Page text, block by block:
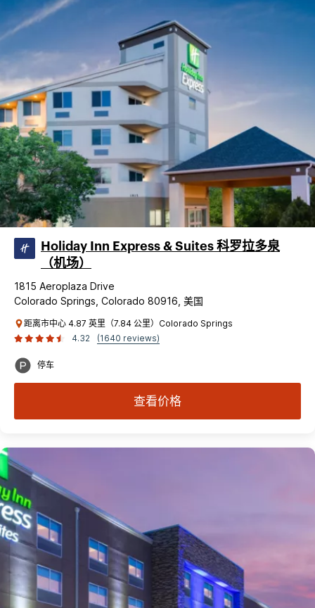
Holiday Inn Express & Suites 科罗拉多泉
（机场）
1815 Aeroplaza Drive
Colorado Springs, Colorado 80916, 美国
距离市中心 4.87 英里（7.84 公里）Colorado Springs
4.32
(1640 reviews)
停车
查看价格